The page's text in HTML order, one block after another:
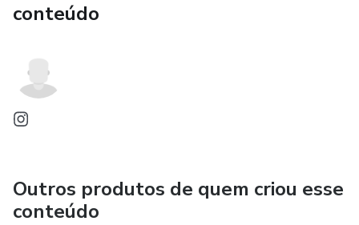
conteúdo
Outros produtos de quem criou esse
conteúdo